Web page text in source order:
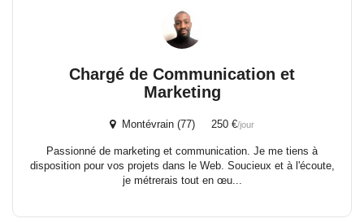
Chargé de Communication et
Marketing
Montévrain (77) 250 €/jour
Passionné de marketing et communication. Je me tiens à
disposition pour vos projets dans le Web. Soucieux et à l'écoute,
je métrerais tout en œu...